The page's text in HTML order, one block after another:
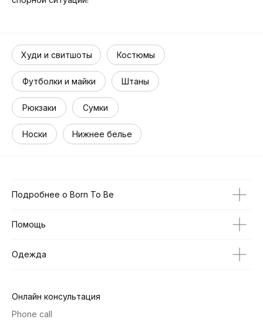
Худи и свитшоты
Футболки и майки Штаны
Костюмы
Рюкзаки Сумки
Носки Нижнее белье
Подробнее о Born To Be
Помощь
Одежда
Онлайн консультация
Phone call